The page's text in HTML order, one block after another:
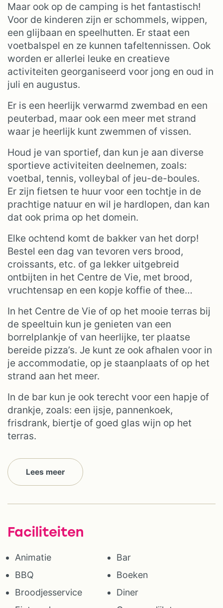
Maar ook op de camping is het fantastisch!
Voor de kinderen zijn er schommels, wippen,
een glijbaan en speelhutten. Er staat een
voetbalspel en ze kunnen tafeltennissen. Ook
worden er allerlei leuke en creatieve
activiteiten georganiseerd voor jong en oud in
juli en augustus.
Er is een heerlijk verwarmd zwembad en een
peuterbad, maar ook een meer met strand
waar je heerlijk kunt zwemmen of vissen.
Houd je van sportief, dan kun je aan diverse
sportieve activiteiten deelnemen, zoals:
voetbal, tennis, volleybal of jeu-de-boules.
Er zijn fietsen te huur voor een tochtje in de
prachtige natuur en wil je hardlopen, dan kan
dat ook prima op het domein.
Elke ochtend komt de bakker van het dorp!
Bestel een dag van tevoren vers brood,
croissants, etc. of ga lekker uitgebreid
ontbijten in het Centre de Vie, met brood,
vruchtensap en een kopje koffie of thee…
In het Centre de Vie of op het mooie terras bij
de speeltuin kun je genieten van een
borrelplankje of van heerlijke, ter plaatse
bereide pizza’s. Je kunt ze ook afhalen voor in
je accommodatie, op je staanplaats of op het
strand aan het meer.
In de bar kun je ook terecht voor een hapje of
drankje, zoals: een ijsje, pannenkoek,
frisdrank, biertje of goed glas wijn op het
terras.
Lees meer
Faciliteiten
Animatie
Bar
BBQ
Boeken
Broodjesservice
Diner